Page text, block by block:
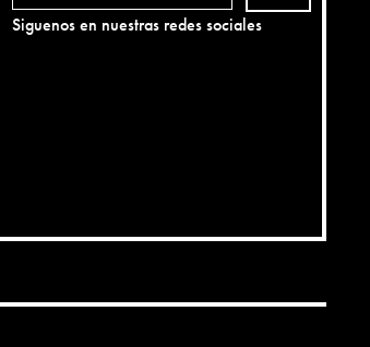
Siguenos en nuestras redes sociales